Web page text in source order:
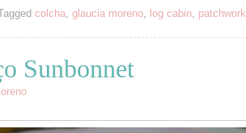
colcha, glaucia moreno, log cabin, patchwork
Sunbonnet